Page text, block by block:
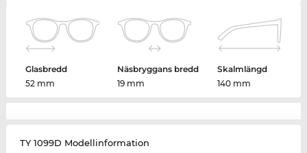
Glasbredd
52 mm
Näsbryggans bredd
19 mm
Skalmlängd
140 mm
TY 1099D Modellinformation